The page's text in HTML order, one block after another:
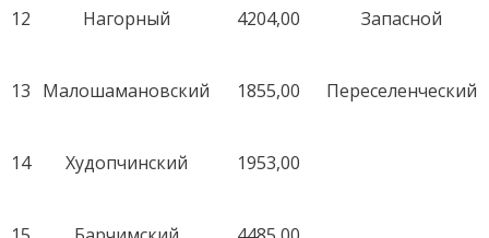
12 Нагорный 4204,00 Запасной
13 Малошамановский 1855,00 Переселенческий
14 Худопчинский 1953,00